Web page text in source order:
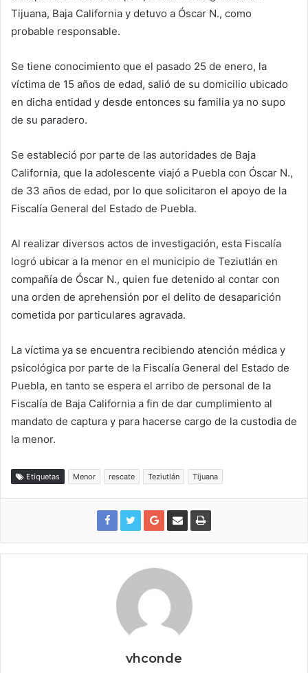
Tijuana, Baja California y detuvo a Óscar N., como
probable responsable.
Se tiene conocimiento que el pasado 25 de enero, la
víctima de 15 años de edad, salió de su domicilio ubicado
en dicha entidad y desde entonces su familia ya no supo
de su paradero.
Se estableció por parte de las autoridades de Baja
California, que la adolescente viajó a Puebla con Óscar N.,
de 33 años de edad, por lo que solicitaron el apoyo de la
Fiscalía General del Estado de Puebla.
Al realizar diversos actos de investigación, esta Fiscalía
logró ubicar a la menor en el municipio de Teziutlán en
compañía de Óscar N., quien fue detenido al contar con
una orden de aprehensión por el delito de desaparición
cometida por particulares agravada.
La víctima ya se encuentra recibiendo atención médica y
psicológica por parte de la Fiscalía General del Estado de
Puebla, en tanto se espera el arribo de personal de la
Fiscalía de Baja California a fin de dar cumplimiento al
mandato de captura y para hacerse cargo de la custodia de
la menor.
Etiquetas Menor rescate Teziutlán Tijuana
vhconde